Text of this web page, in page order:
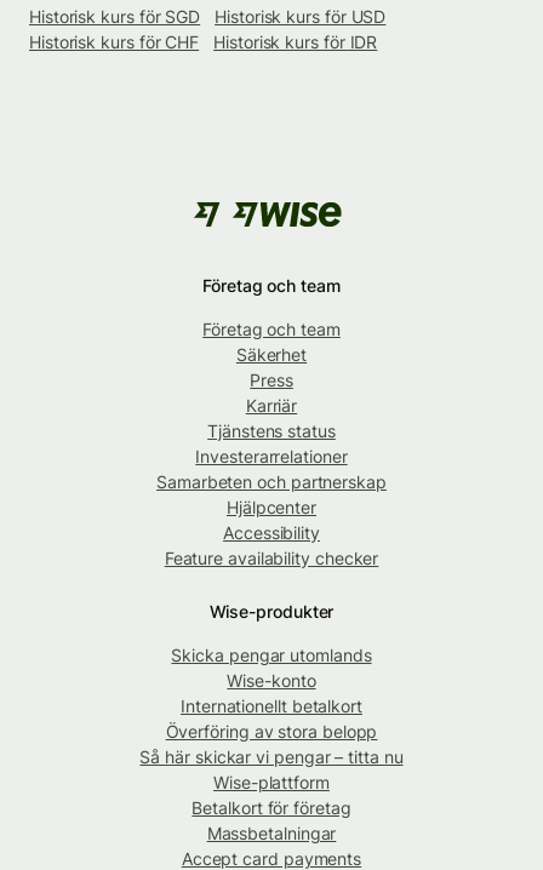
Historisk kurs för SGD
Historisk kurs för USD
Historisk kurs för CHF
Historisk kurs för IDR
Företag och team
Företag och team
Säkerhet
Press
Karriär
Tjänstens status
Investerarrelationer
Samarbeten och partnerskap
Hjälpcenter
Accessibility
Feature availability checker
Wise-produkter
Skicka pengar utomlands
Wise-konto
Internationellt betalkort
Överföring av stora belopp
Så här skickar vi pengar – titta nu
Wise-plattform
Betalkort för företag
Massbetalningar
Accept card payments